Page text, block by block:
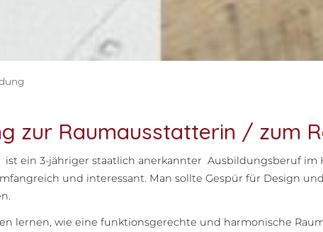
zur Raumausstatterin / zum
ist ein 3-jähriger staatlich anerkannter Ausbildungsberuf im
und interessant. Man sollte Gespür für Design
lernen, wie eine funktionsgerechte und harmonische